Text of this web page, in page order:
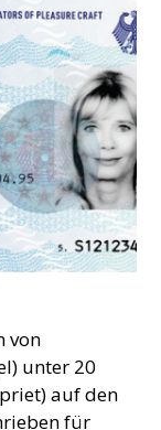
von
unter 20
auf den
für